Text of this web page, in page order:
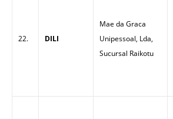
22. DILI
Mae da Graca
Unipessoal, Lda,
Sucursal Raikotu